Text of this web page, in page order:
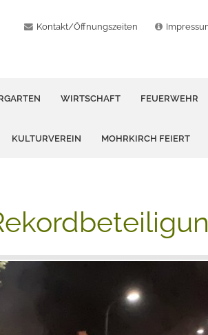
Kontakt/Öffnungszeiten
WIRTSCHAFT FEUERWEHR
KULTURVEREIN MOHRKIRCH FEIERT